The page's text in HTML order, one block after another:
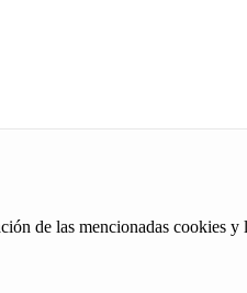
de las mencionadas cookies y